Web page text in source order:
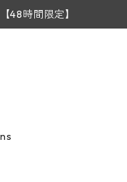
【48時間限定】